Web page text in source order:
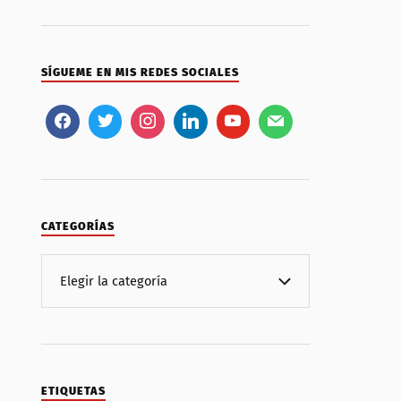
SÍGUEME EN MIS REDES SOCIALES
CATEGORÍAS
ETIQUETAS